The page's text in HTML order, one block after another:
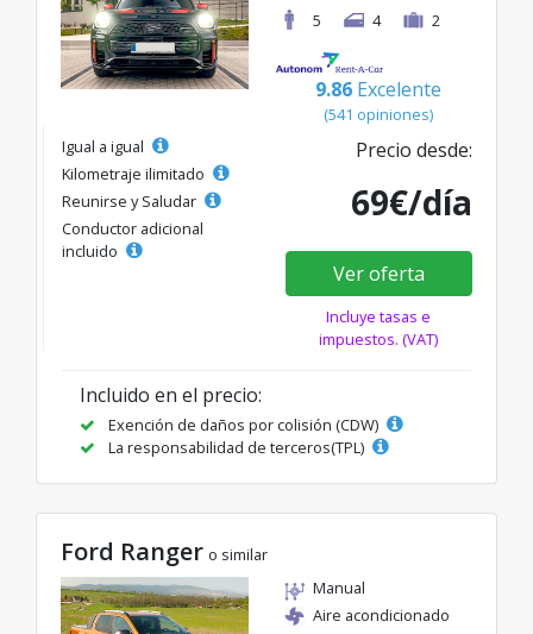
5
4 2
9.86 Excelente
(541 opiniones)
Igual a igual
Kilometraje ilimitado
Reunirse y Saludar
Conductor adicional
incluido
Precio desde:
69€/día
Ver oferta
Incluye tasas e
impuestos. (VAT)
Incluido en el precio:
Exención de daños por colisión (CDW)
La responsabilidad de terceros(TPL)
Ford Ranger o similar
Manual
Aire acondicionado